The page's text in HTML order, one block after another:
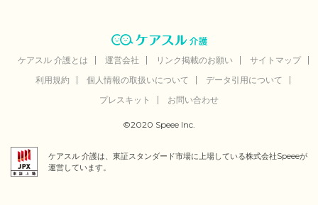
ケアスル 介護とは 運営会社 リンク掲載のお願い
サイトマップ
利用規約
個人情報の取扱いについて
データ引用について
プレスキット
お問い合わせ
©2020 Speee Inc.
ケアスル 介護は、東証スタンダード市場に上場している株式会社Speeeが
運営しています。